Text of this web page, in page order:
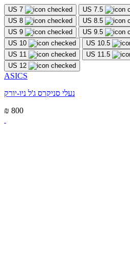
US 7
US 7.5
US 8
US 8.5
US 9
US 9.5
US 10
US 10.5
US 11
US 11.5
US 12
ASICS
נעלי סניקרס ג'ל ניו-יורק
₪ 800